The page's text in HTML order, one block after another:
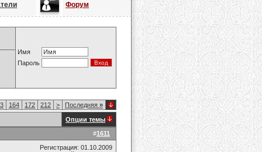
Форум
Имя
Пароль
164 172 212 > Последняя »
Опции темы
#1611
Регистрация: 01.10.2009